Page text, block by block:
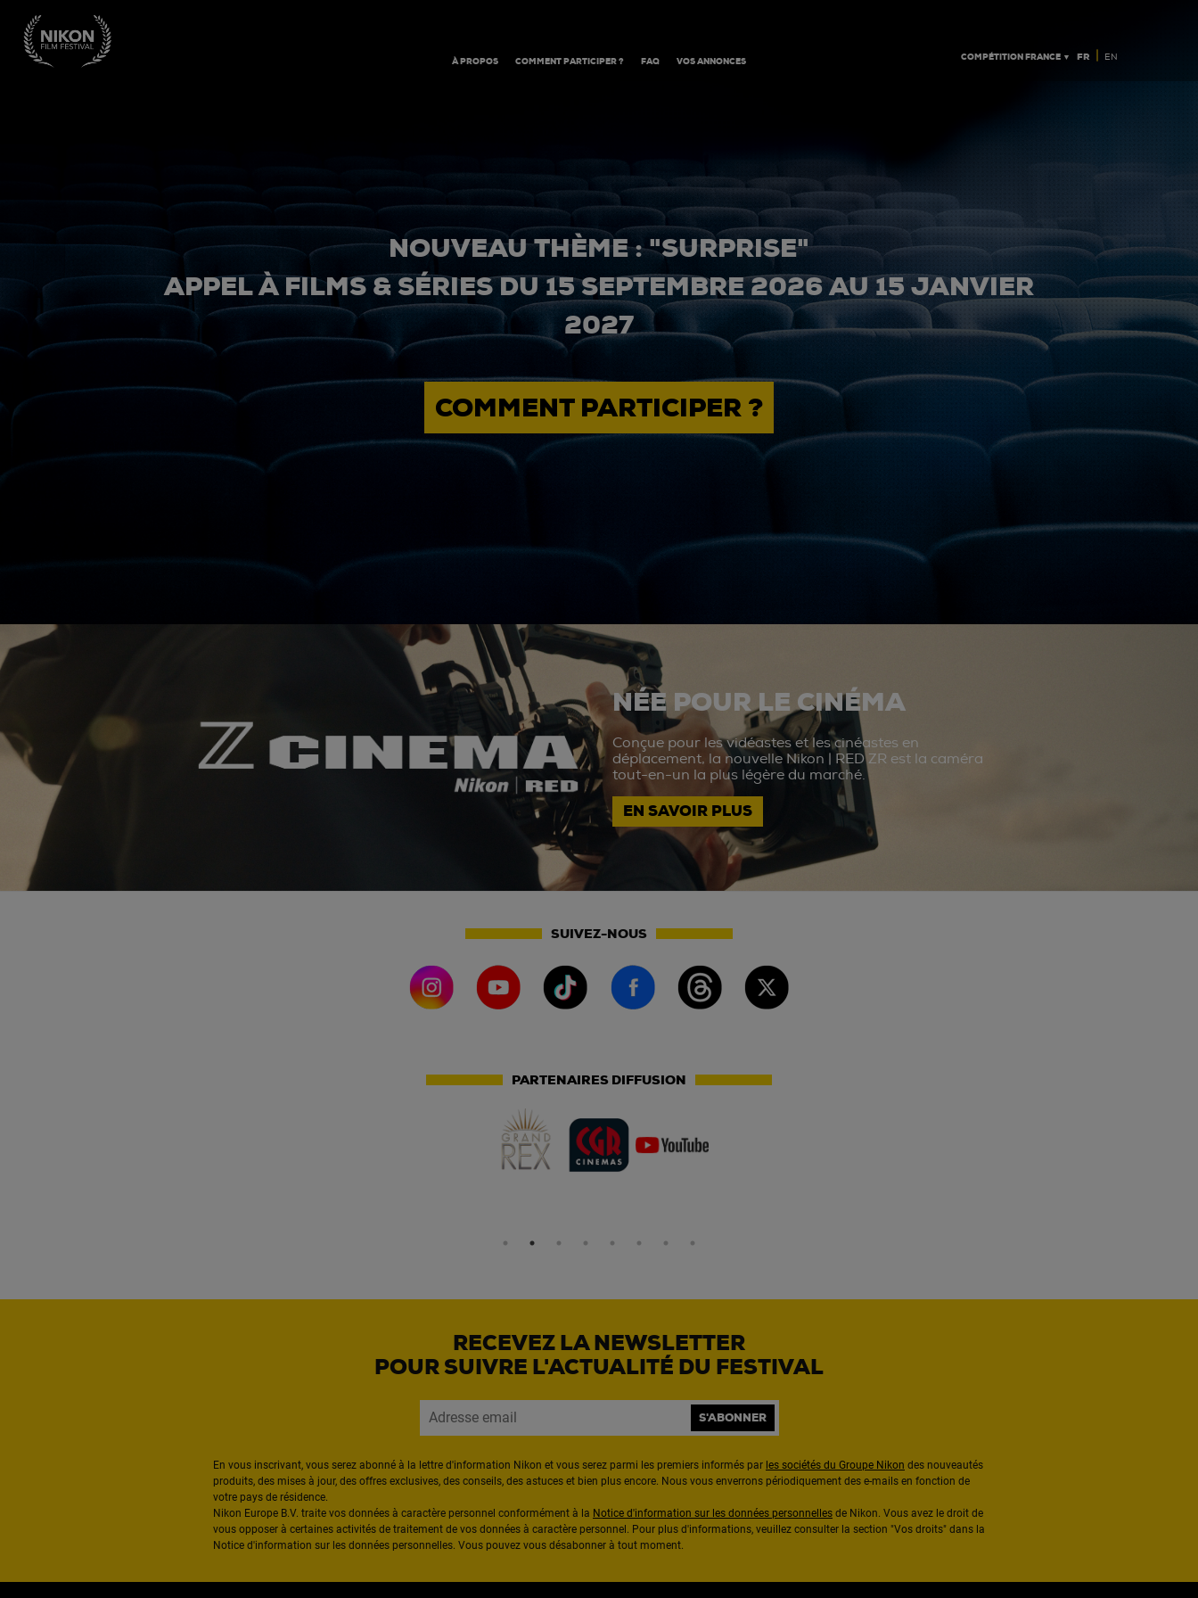
À PROPOS COMMENT PARTICIPER ? FAQ VOS ANNONCES COMPÉTITION FRANCE ▼ FR | EN
NOUVEAU THÈME : "SURPRISE"
APPEL À FILMS & SÉRIES DU 15 SEPTEMBRE 2026 AU 15 JANVIER
2027
COMMENT PARTICIPER ?
NÉE POUR LE CINÉMA
Conçue pour les vidéastes et les cinéastes en
déplacement, la nouvelle Nikon | RED ZR est la caméra
tout-en-un la plus légère du marché.
EN SAVOIR PLUS
SUIVEZ-NOUS
PARTENAIRES DIFFUSION
RECEVEZ LA NEWSLETTER
POUR SUIVRE L'ACTUALITÉ DU FESTIVAL
S'ABONNER
En vous inscrivant, vous serez abonné à la lettre d'information Nikon et vous serez parmi les premiers informés par les sociétés du Groupe Nikon des nouveautés
produits, des mises à jour, des offres exclusives, des conseils, des astuces et bien plus encore. Nous vous enverrons périodiquement des e-mails en fonction de
votre pays de résidence.
Nikon Europe B.V. traite vos données à caractère personnel conformément à la Notice d'information sur les données personnelles de Nikon. Vous avez le droit de
vous opposer à certaines activités de traitement de vos données à caractère personnel. Pour plus d'informations, veuillez consulter la section "Vos droits" dans la
Notice d'information sur les données personnelles. Vous pouvez vous désabonner à tout moment.